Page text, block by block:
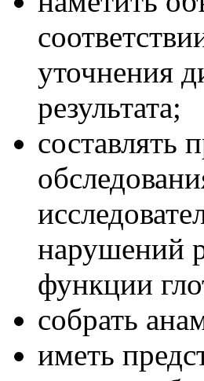
уточнения
результата;
составлять
нарушений
функции
собрать
иметь